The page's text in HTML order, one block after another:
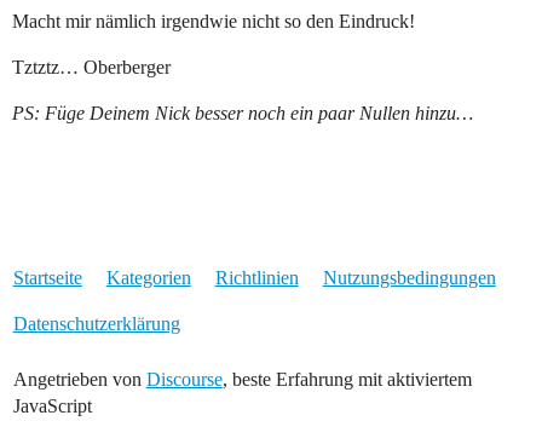
Macht mir nämlich irgendwie nicht so den Eindruck!
Tztztz… Oberberger
PS: Füge Deinem Nick besser noch ein paar Nullen hinzu…
Startseite Kategorien Richtlinien Nutzungsbedingungen
Datenschutzerklärung
Angetrieben von Discourse, beste Erfahrung mit aktiviertem
JavaScript